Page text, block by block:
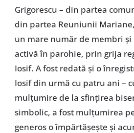
Grigorescu – din partea
din partea Reuniunii
un mare număr de membri și
activă în parohie, prin grija
Iosif. A fost redată și o
Iosif din urmă cu patru ani –
mulțumire de la sfințirea
simbolic, a fost mulțumirea
generos o împărtășește și